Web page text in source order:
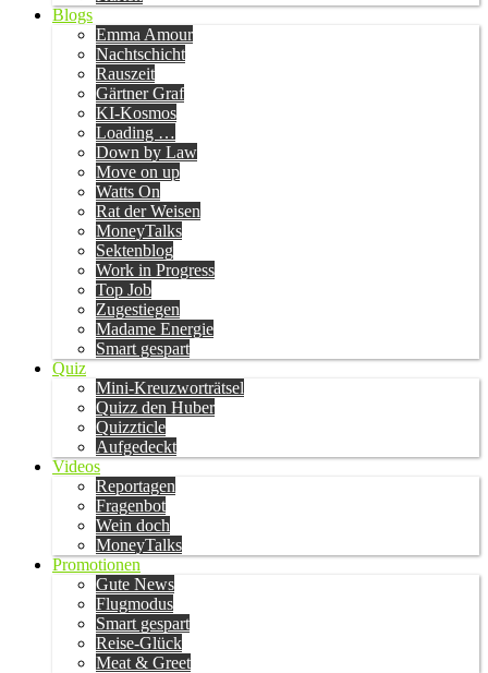
Blogs
Emma Amour
Nachtschicht
Rauszeit
Gärtner Graf
KI-Kosmos
Loading …
Down by Law
Move on up
Watts On
Rat der Weisen
MoneyTalks
Sektenblog
Work in Progress
Top Job
Zugestiegen
Madame Energie
Smart gespart
Quiz
Mini-Kreuzworträtsel
Quizz den Huber
Quizzticle
Aufgedeckt
Videos
Reportagen
Fragenbot
Wein doch
MoneyTalks
Promotionen
Gute News
Flugmodus
Smart gespart
Reise-Glück
Meat & Greet